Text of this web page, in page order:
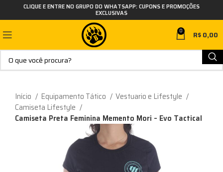
CLIQUE E ENTRE NO GRUPO DO WHATSAPP: CUPONS E PROMOÇÕES
EXCLUSIVAS
0 R$0,00
Início Equipamento Tático
Vestuario e Lifestyle
Camiseta Lifestyle
Camiseta Preta Feminina Memento Mori – Evo Tactical